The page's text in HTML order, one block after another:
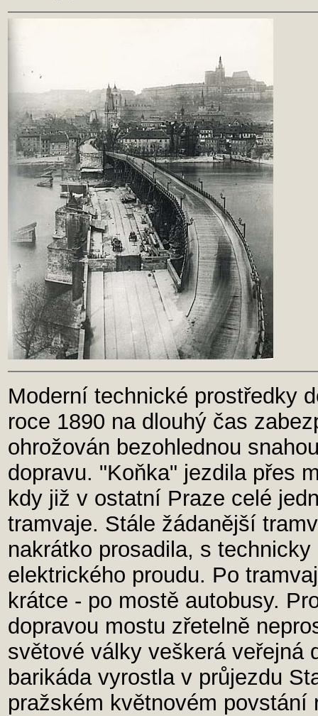
Moderní technické prostředky
roce 1890 na dlouhý čas
ohrožován bezohlednou
dopravu. "Koňka" jezdila přes
kdy již v ostatní Praze celé
tramvaje. Stále žádanější
nakrátko prosadila, s
elektrického proudu. Po
krátce - po mostě autobusy.
dopravou mostu zřetelně
světové války veškerá veřejná
barikáda vyrostla v průjezdu
pražském květnovém povstání